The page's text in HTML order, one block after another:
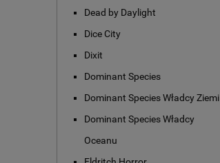
Dead by Daylight
Dice City
Dixit
Dominant Species
Dominant Species Władcy Ziemi
Dominant Species Władcy
Oceanu